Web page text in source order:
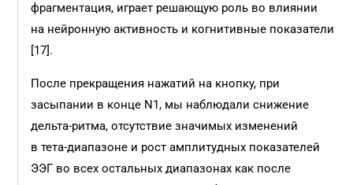
фрагментация, играет решающую роль во влиянии
на нейронную активность и когнитивные показатели
[17].
После прекращения нажатий на кнопку, при
засыпании в конце N1, мы наблюдали снижение
дельта-ритма, отсутствие значимых изменений
в тета-диапазоне и рост амплитудных показателей
ЭЭГ во всех остальных диапазонах как после